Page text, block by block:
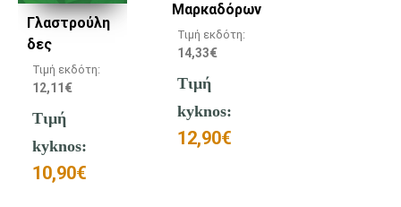
Γλαστρούλη
δες
Τιμή εκδότη:
12,11€
Τιμή
kyknos:
10,90€
Μαρκαδόρων
Τιμή εκδότη:
14,33€
Τιμή
kyknos:
12,90€